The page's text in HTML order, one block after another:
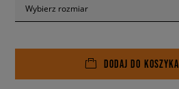
Wybierz rozmiar
DODAJ DO KOSZYKA